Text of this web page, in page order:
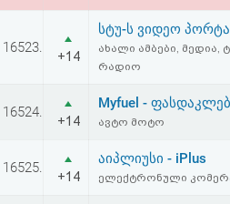
ავტორიზაცია
პაროლის
აღდგენა
16523.
+14
სტუ-ს ვიდეო
ახალი ამბები, მედია,
რადიო
16524.
+14
Myfuel -
ავტო მოტო
16525.
+14
აიპლიუსი - iPlus
ელექტრონული